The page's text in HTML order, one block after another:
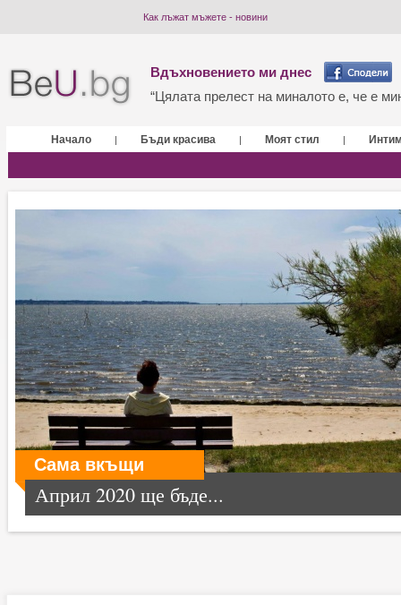
Как лъжат мъжете - новини
Вдъхновението ми днес
“Цялата прелест на миналото е, че е
Начало | Бъди красива | Моят стил |
Сама вкъщи
Април 2020 ще бъде...